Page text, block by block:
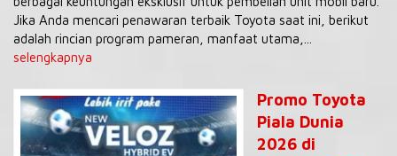
Jika Anda mencari penawaran terbaik Toyota saat ini, berikut
adalah rincian program pameran, manfaat utama,...
selengkapnya
Promo Toyota
Piala Dunia
2026 di